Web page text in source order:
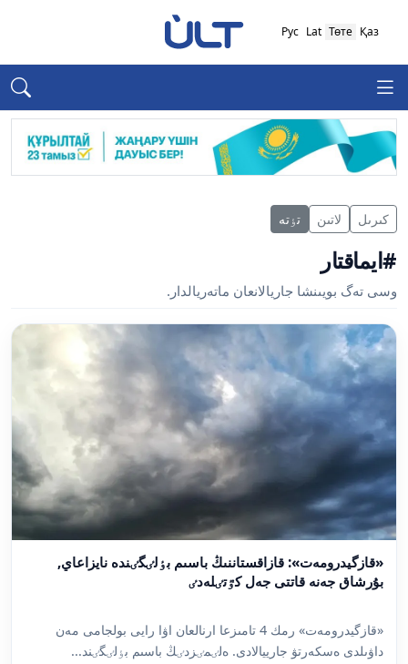
Қаз
Төте
Lat
Рус
كىرىل لاتىن تٶتە
#ايماقتار
وسى تەگ بويىنشا جاريالانعان ماتەريالدار.
«قازگيدرومەت»: قازاقستاننىڭ باسىم بٶلٸگٸندە نايزاعاي,
بۇرشاق جەنە قاتتى جەل كٷتٸلەدٸ
«قازگيدرومەت» رمك 4 تامىزعا ارنالعان اۋا رايى بولجامى مەن
داۋىلدى ەسكەرتۋ جارييالادى. ەلٸمٸزدٸڭ باسىم بٶلٸگٸند...